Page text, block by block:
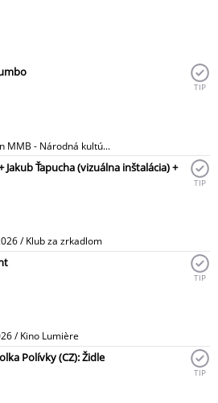
MMB - Národná kultú...
TIP
Jakub Ťapucha (vizuálna inštalácia) +
/ Klub za zrkadlom
TIP
/ Kino Lumière
TIP
Polívky (CZ): Židle
TIP